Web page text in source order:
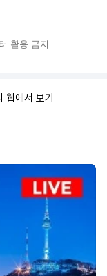
활용 금지
웹에서 보기